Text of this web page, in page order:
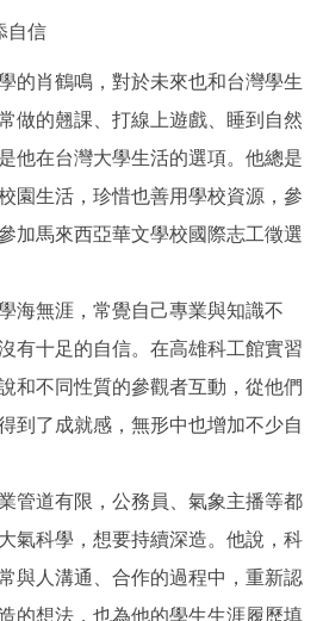
自信
的肖鶴鳴，對於未來也和台灣學生
做的翹課、打線上遊戲、睡到自然
他在台灣大學生活的選項。他總是
園生活，珍惜也善用學校資源，參
加馬來西亞華文學校國際志工徵選
海無涯，常覺自己專業與知識不
有十足的自信。在高雄科工館實習
和不同性質的參觀者互動，從他們
到了成就感，無形中也增加不少自
管道有限，公務員、氣象主播等都
氣科學，想要持續深造。他說，科
與人溝通、合作的過程中，重新認
的想法，也為他的學生生涯履歷填